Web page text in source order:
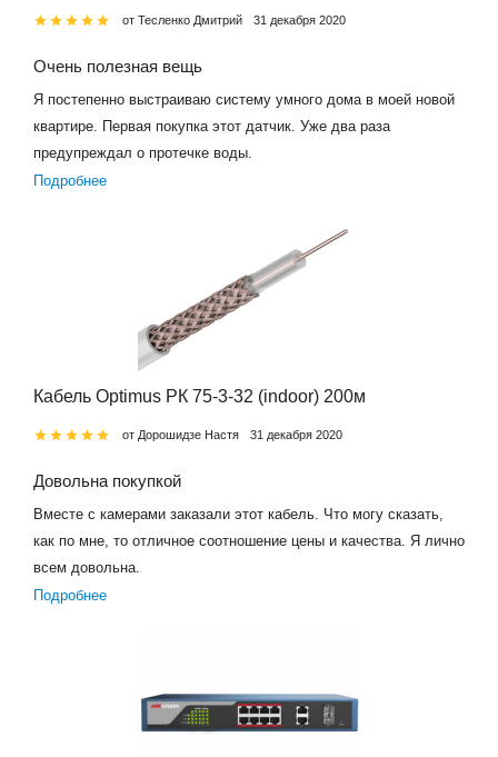
от Тесленко Дмитрий 31 декабря 2020
Очень полезная вещь
Я постепенно выстраиваю систему умного дома в моей новой
квартире. Первая покупка этот датчик. Уже два раза
предупреждал о протечке воды.
Подробнее
Кабель Optimus РК 75-3-32 (indoor) 200м
от Дорошидзе Настя 31 декабря 2020
Довольна покупкой
Вместе с камерами заказали этот кабель. Что могу сказать,
как по мне, то отличное соотношение цены и качества. Я лично
всем довольна.
Подробнее